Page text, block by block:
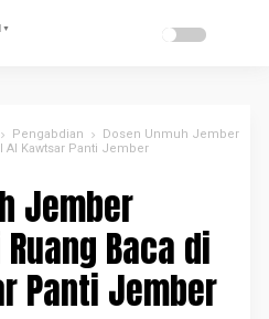
▼
Pengabdian
Dosen Unmuh Jember
Al Kawtsar Panti Jember
Jember
Baca di
Panti Jember